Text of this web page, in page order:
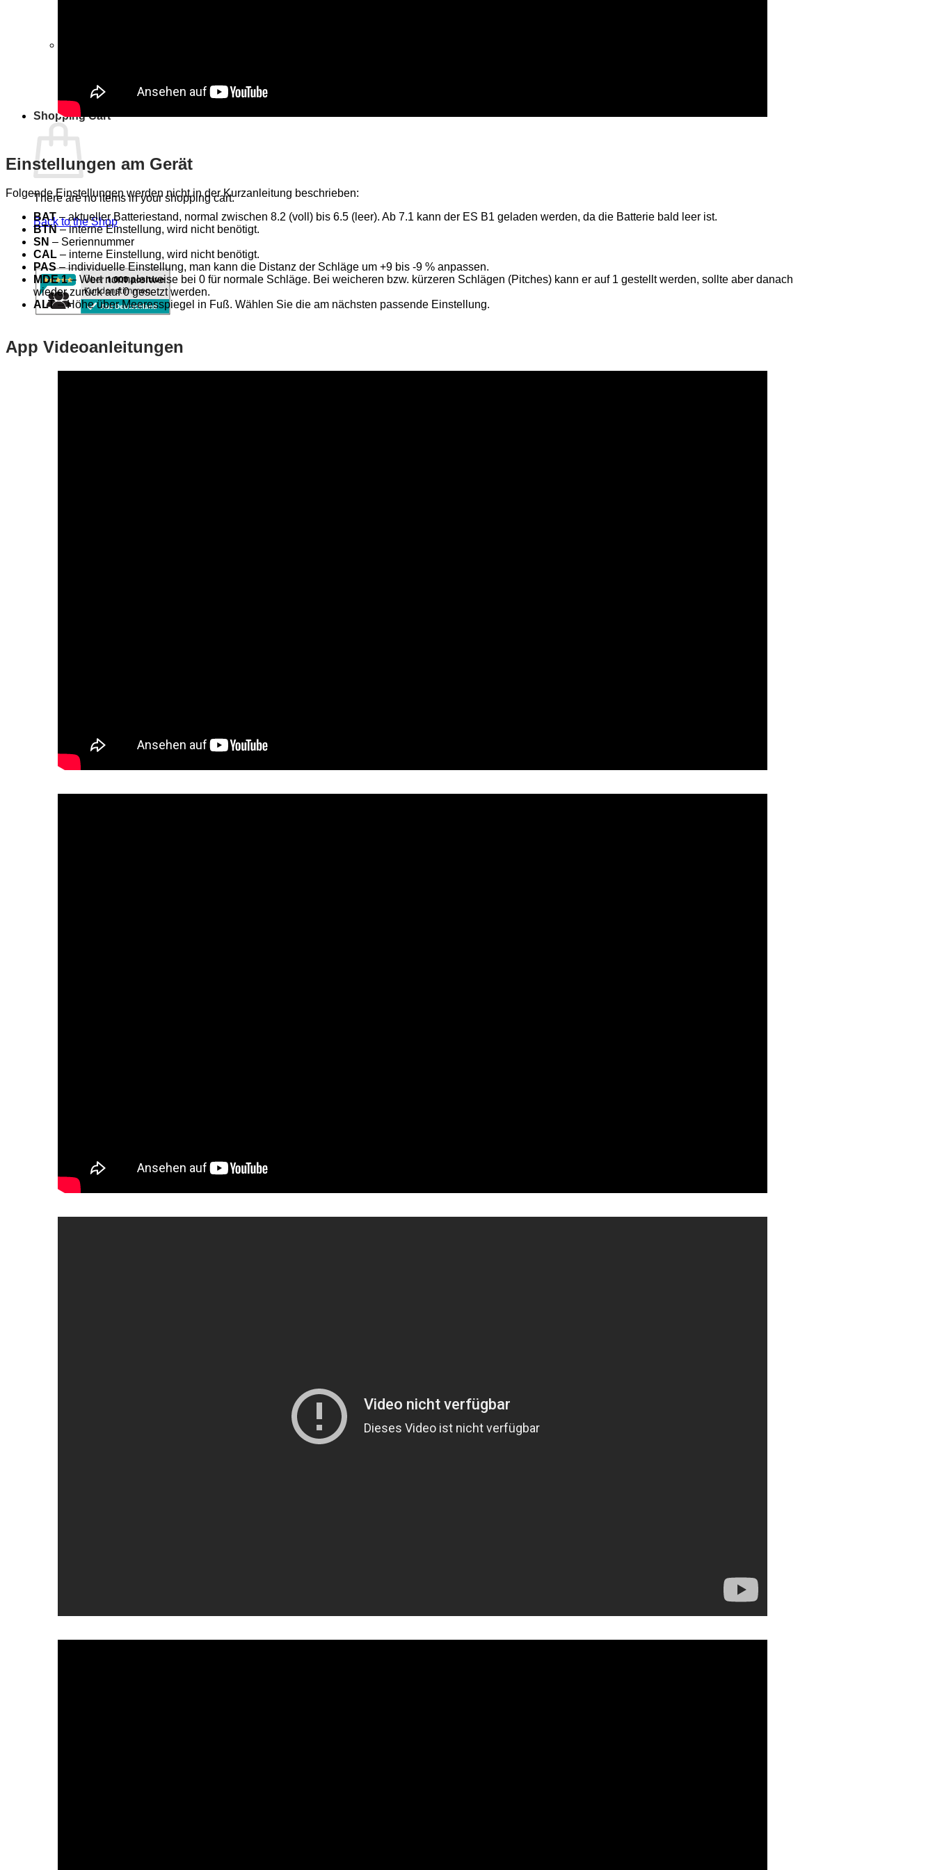
Back to the Shop
Shopping Cart
There are no items in your shopping cart.
Back to the Shop
Einstellungen am Gerät
Folgende Einstellungen werden nicht in der Kurzanleitung beschrieben:
BAT– aktueller Batteriestand, normal zwischen 8.2 (voll) bis 6.5 (leer). Ab 7.1 kann der ES B1 geladen werden, da die Batterie bald leer ist.
BTN– interne Einstellung, wird nicht benötigt.
SN – Seriennummer
CAL – interne Einstellung, wird nicht benötigt.
PAS– individuelle Einstellung, man kann die Distanz der Schläge um +9 bis -9 % anpassen.
MDE 1– Wert normalerweise bei 0 für normale Schläge. Bei weicheren bzw. kürzeren Schlägen (Pitches) kann er auf 1 gestellt werden, sollte aber danach
wieder zurück auf 0 gesetzt werden.
ALT– Höhe über Meeresspiegel in Fuß. Wählen Sie die am nächsten passende Einstellung.
App Videoanleitungen